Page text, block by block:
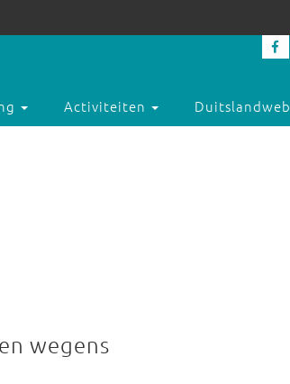
Activiteiten Duitslandweb
wegens